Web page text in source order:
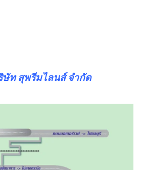
ษัท สุพรีมไลนส์ จำกัด